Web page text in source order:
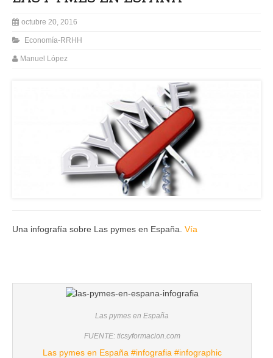
octubre 20, 2016
Economía-RRHH
Manuel López
Una infografía sobre Las pymes en España. Vía
Las pymes en España
FUENTE: ticsyformacion.com
Las pymes en España #infografia #infographic